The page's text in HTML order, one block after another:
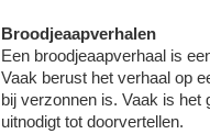
Broodjeaapverhalen
Een broodjeaapverhaal is
Vaak berust het verhaal op
bij verzonnen is. Vaak is het
uitnodigt tot doorvertellen.